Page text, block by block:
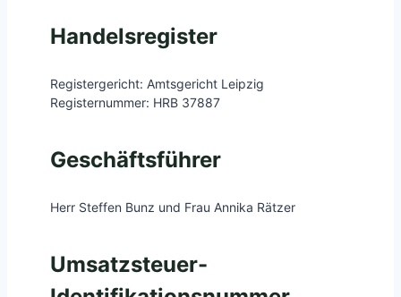
Handelsregister
Registergericht: Amtsgericht Leipzig
Registernummer: HRB 37887
Geschäftsführer
Herr Steffen Bunz und Frau Annika Rätzer
Umsatzsteuer-